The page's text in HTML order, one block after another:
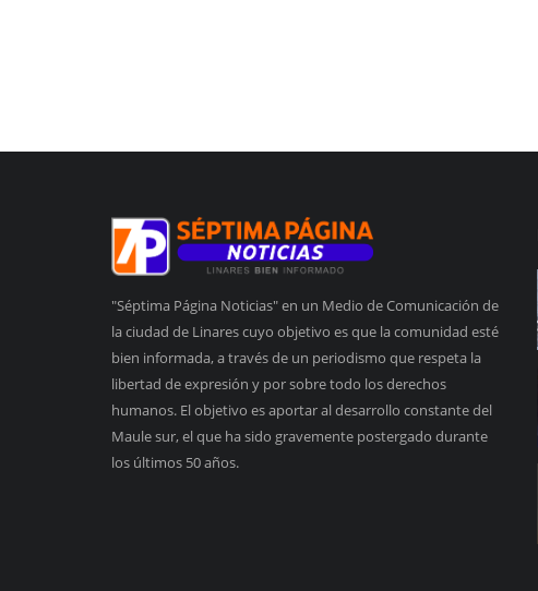
"Séptima Página Noticias" en un Medio de Comunicación de
la ciudad de Linares cuyo objetivo es que la comunidad esté
bien informada, a través de un periodismo que respeta la
libertad de expresión y por sobre todo los derechos
humanos. El objetivo es aportar al desarrollo constante del
Maule sur, el que ha sido gravemente postergado durante
los últimos 50 años.